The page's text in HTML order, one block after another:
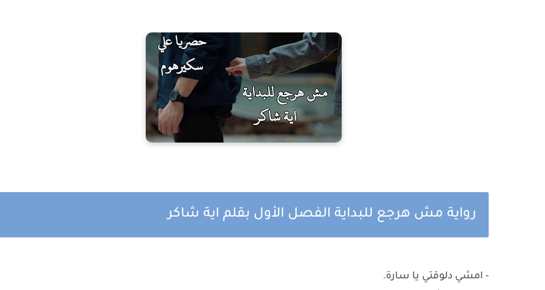
رواية مش هرجع للبداية الفصل الأول بقلم اية شاكر
- امشي دلوقتي يا سارة.